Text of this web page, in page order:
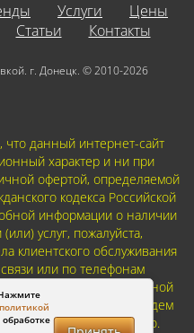
Услуги
Цены
Статьи Контакты
г. Донецк. © 2010-2026
данный интернет-сайт
характер и ни при
офертой, определяемой
кодекса Российской
информации о наличии
услуг, пожалуйста,
клиентского обслуживания
или по телефонам
(на сайте) формой обратной
с тем что мы будем
информацию.
политикой